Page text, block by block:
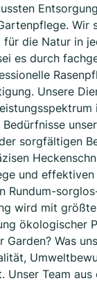
Wir
für die Natur in
es durch
Unsere
sorgfältigen
und
Rundum-
wird mit
ökologischer
Garden? Was
Unser Team